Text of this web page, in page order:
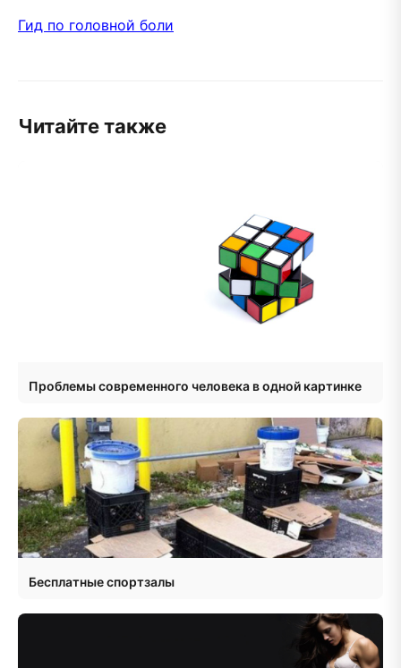
Гид по головной боли
Читайте также
Проблемы современного человека в одной картинке
Бесплатные спортзалы